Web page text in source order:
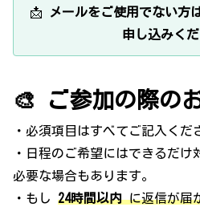
📩
メールをご使用でない方
申し込みくだ
🎨 ご参加の際の
・必須項目はすべてご記入くだ
・日程のご希望にはできるだ
必要な場合もあります。
・もし 24時間以内に返信が届